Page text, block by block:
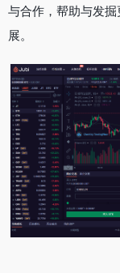
与合作，帮助与发
展。